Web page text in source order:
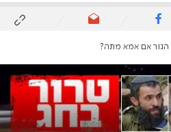
אם אמא מתה?